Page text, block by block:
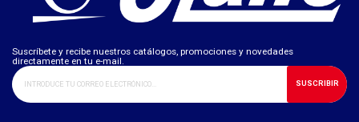
Suscríbete y recibe nuestros catálogos, promociones y novedades
directamente en tu e-mail.
SUSCRIBIR